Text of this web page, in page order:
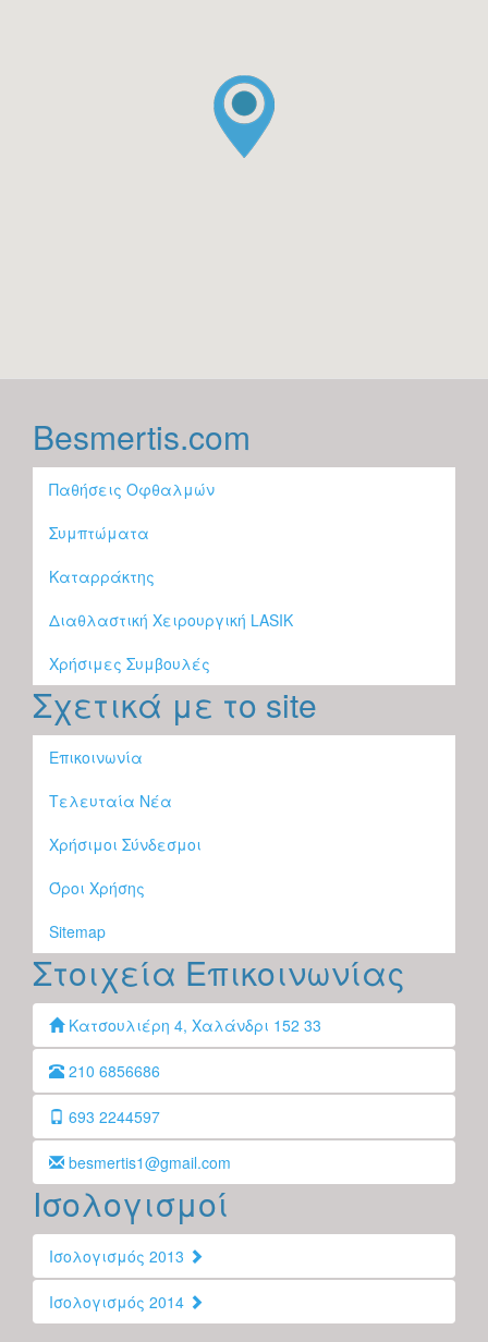
Besmertis.com
Παθήσεις Οφθαλμών
Συμπτώματα
Καταρράκτης
Διαθλαστική Χειρουργική LASIK
Χρήσιμες Συμβουλές
Σχετικά με το site
Επικοινωνία
Τελευταία Νέα
Χρήσιμοι Σύνδεσμοι
Όροι Χρήσης
Sitemap
Στοιχεία Επικοινωνίας
Κατσουλιέρη 4, Χαλάνδρι 152 33
210 6856686
693 2244597
besmertis1@gmail.com
Ισολογισμοί
Ισολογισμός 2013
Ισολογισμός 2014